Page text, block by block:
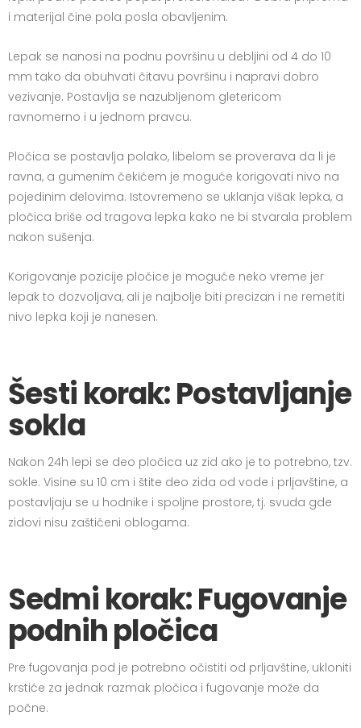
i materijal čine pola posla obavljenim.
Lepak se nanosi na podnu površinu u debljini od 4 do 10
mm tako da obuhvati čitavu površinu i napravi dobro
vezivanje. Postavlja se nazubljenom gletericom
ravnomerno i u jednom pravcu.
Pločica se postavlja polako, libelom se proverava da li je
ravna, a gumenim čekićem je moguće korigovati nivo na
pojedinim delovima. Istovremeno se uklanja višak lepka, a
pločica briše od tragova lepka kako ne bi stvarala problem
nakon sušenja.
Korigovanje pozicije pločice je moguće neko vreme jer
lepak to dozvoljava, ali je najbolje biti precizan i ne remetiti
nivo lepka koji je nanesen.
Šesti korak: Postavljanje
sokla
Nakon 24h lepi se deo pločica uz zid ako je to potrebno, tzv.
sokle. Visine su 10 cm i štite deo zida od vode i prljavštine, a
postavljaju se u hodnike i spoljne prostore, tj. svuda gde
zidovi nisu zaštićeni oblogama.
Sedmi korak: Fugovanje
podnih pločica
Pre fugovanja pod je potrebno očistiti od prljavštine, ukloniti
krstiće za jednak razmak pločica i fugovanje može da
počne.